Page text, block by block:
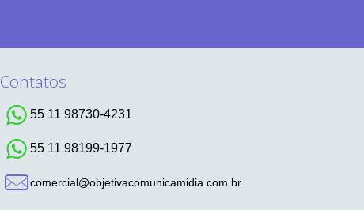
Contatos
55 11 98730-4231
55 11 98199-1977
comercial@objetivacomunicamidia.com.br